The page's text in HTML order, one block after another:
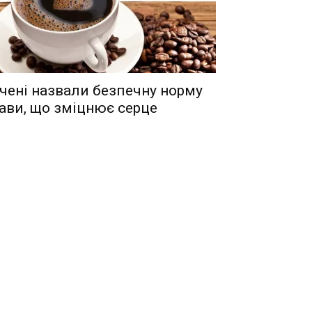
назвали безпечну норму
що зміцнює серце